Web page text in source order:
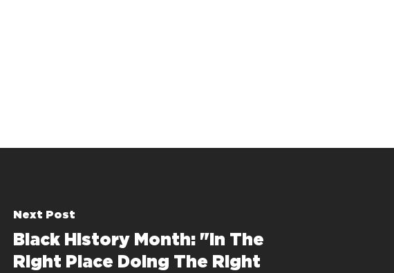
Next Post
Black History Month: "In The
Right Place Doing The Right